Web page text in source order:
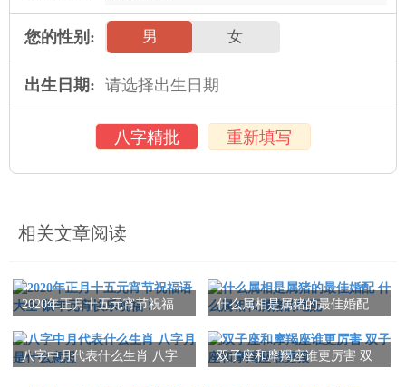
宜：祈福 求嗣 订婚 嫁娶 出行 求财 开市 交易 安床 赴任
忌：
9-11 乙巳时 冲猪 煞东 时冲乙亥 不遇 玉堂 驿马 少微
忌：赴任 出行
11-13 丙午时 冲鼠 煞北 时冲丙子 狗食 路空 *** 长生
您的性别: 男 女
出生日期:
八字精批 重新填写
相关文章阅读
2020年正月十五元宵节祝福
什么属相是属猪的最佳婚配
八字中月代表什么生肖 八字
双子座和摩羯座谁更厉害 双